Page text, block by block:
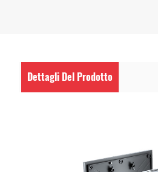
Dettagli Del Prodotto